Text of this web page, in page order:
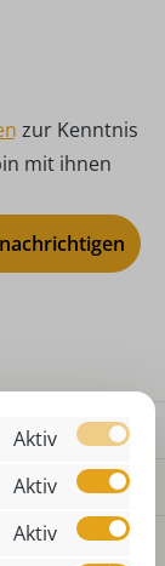
zur Kenntnis
mit ihnen
Aktiv
Aktiv
Aktiv